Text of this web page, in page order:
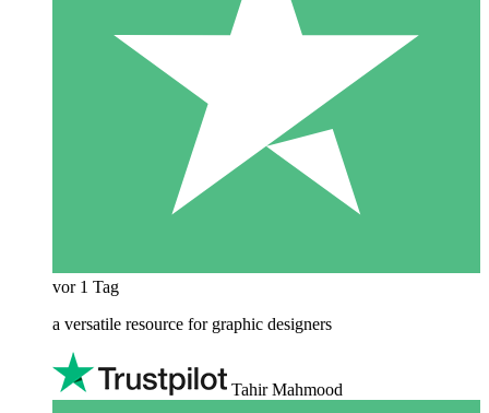
vor 1 Tag
a versatile resource for graphic designers
Tahir Mahmood